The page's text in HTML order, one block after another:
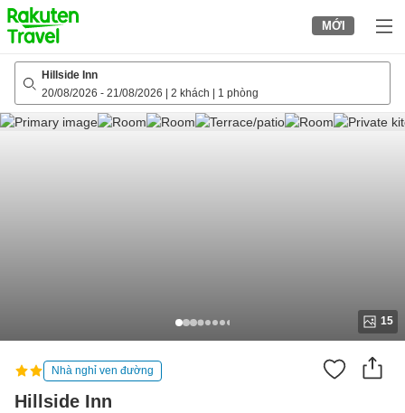
to
top
page
MỚI
Hillside Inn
20/08/2026 - 21/08/2026 2 khách 1 phòng
15
Nhà nghỉ ven đường
Hillside Inn